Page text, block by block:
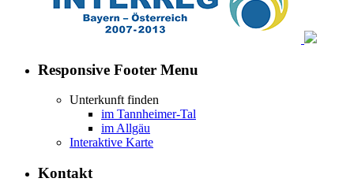
Responsive Footer Menu
Unterkunft finden
im Tannheimer-Tal
im Allgäu
Interaktive Karte
Kontakt